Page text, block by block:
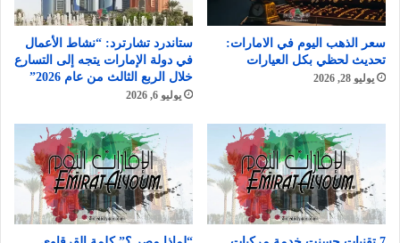
سعر الذهب اليوم في الامارات:
تحديث لحظي بكل العيارات
يوليو 28, 2026
ستاندرد تشارترد: “نشاط الأعمال
في دولة الإمارات يتجه إلى التسارع
خلال الربع الثالث من عام 2026”
يوليو 6, 2026